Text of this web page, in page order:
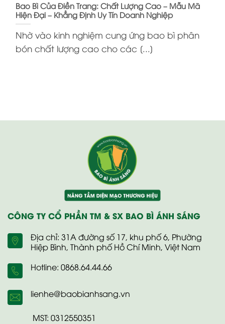
Bao Bì Của Điền Trang: Chất Lượng Cao – Mẫu Mã
Hiện Đại – Khẳng Định Uy Tín Doanh Nghiệp
Nhờ vào kinh nghiệm cung ứng bao bì phân
bón chất lượng cao cho các [...]
CÔNG TY CỔ PHẦN TM & SX BAO BÌ ÁNH SÁNG
Địa chỉ: 31A đường số 17, khu phố 6, Phường
Hiệp Bình, Thành phố Hồ Chí Minh, Việt Nam
Hotline: 0868.64.44.66
lienhe@baobianhsang.vn
MST: 0312550351